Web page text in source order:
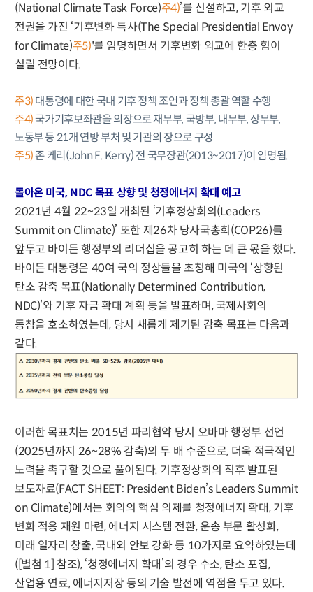
(National Climate Task Force)주4)’를 신설하고, 기후 외교
전권을 가진 ‘기후변화 특사(The Special Presidential Envoy
for Climate)주5)'를 임명하면서 기후변화 외교에 한층 힘이
실릴 전망이다.
주3) 대통령에 대한 국내 기후 정책 조언과 정책 총괄 역할 수행
주4)국가기후보좌관을 의장으로 재무부, 국방부, 내무부, 상무부,
노동부 등 21개 연방 부처 및 기관의 장으로 구성
주5)존 케리(John F. Kerry) 전 국무장관(2013~2017)이 임명됨.
돌아온 미국, NDC 목표 상향 및 청정에너지 확대 예고
2021년 4월 22~23일 개최된 ‘기후정상회의(Leaders
Summit on Climate)’ 또한 제26차 당사국총회(COP26)를
앞두고 바이든 행정부의 리더십을 공고히 하는 데 큰 몫을 했다.
바이든 대통령은 40여 국의 정상들을 초청해 미국의 ‘상향된
탄소 감축 목표(Nationally Determined Contribution,
NDC)’와 기후 자금 확대 계획 등을 발표하며, 국제사회의
동참을 호소하였는데, 당시 새롭게 제기된 감축 목표는 다음과
같다.
이러한 목표치는 2015년 파리협약 당시 오바마 행정부 선언
(2025년까지 26~28% 감축)의 두 배 수준으로, 더욱 적극적인
노력을 촉구할 것으로 풀이된다. 기후정상회의 직후 발표된
보도자료(FACT SHEET: President Biden’s Leaders Summit
on Climate)에서는 회의의 핵심 의제를 청정에너지 확대, 기후
변화 적응 재원 마련, 에너지 시스템 전환, 운송 부문 활성화,
미래 일자리 창출, 국내외 안보 강화 등 10가지로 요약하였는데
([별첨 1] 참조), ‘청정에너지 확대’의 경우 수소, 탄소 포집,
산업용 연료, 에너지저장 등의 기술 발전에 역점을 두고 있다.